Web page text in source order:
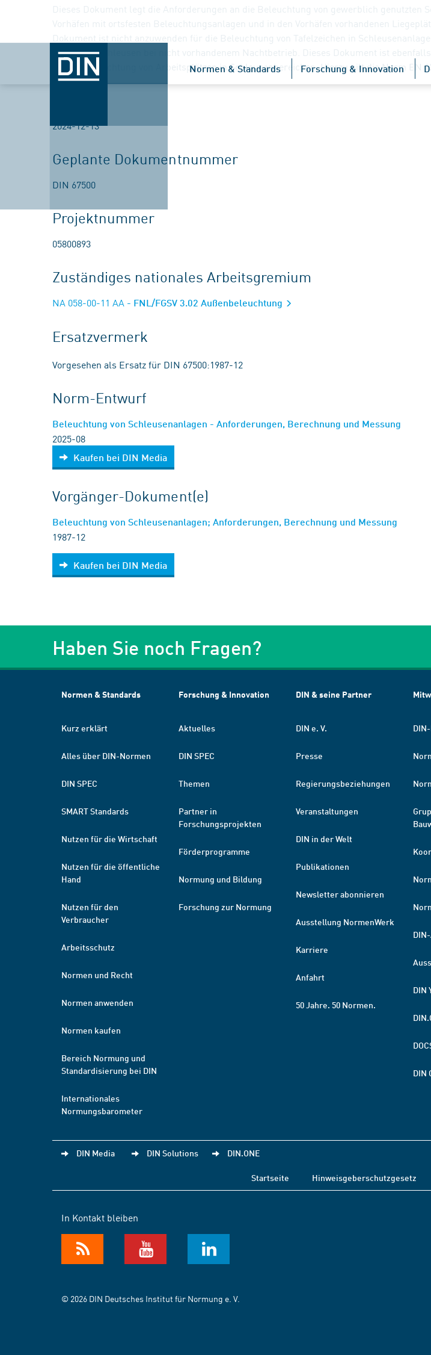
Normen & Standards Forschung & Innovation
Dieses Dokument legt die Anforderungen an die Beleuchtung von gewerblich genutzten
Vorhäfen mit ortsfesten Beleuchtungsanlagen und in den Vorhäfen vorhandenen
Dokument ist nicht anzuwenden für die Beleuchtung von Tafelzeichen in
Sportbootsschleusen bei nicht vorhandenem Nachtbetrieb. Dieses Dokument ist
für die Beleuchtung von Arbeitsplätzen in Schleusenbereichen. Hierzu gilt die Norm EN
2024-12-13
Geplante Dokumentnummer
DIN 67500
Projektnummer
05800893
Zuständiges nationales Arbeitsgremium
NA 058-00-11 AA - FNL/FGSV 3.02 Außenbeleuchtung
Ersatzvermerk
Vorgesehen als Ersatz für DIN 67500:1987-12
Norm-Entwurf
Beleuchtung von Schleusenanlagen - Anforderungen, Berechnung und Messung
2025-08
Kaufen bei DIN Media
Vorgänger-Dokument(e)
Beleuchtung von Schleusenanlagen; Anforderungen, Berechnung und Messung
1987-12
Kaufen bei DIN Media
Haben Sie noch Fragen?
Normen & Standards
Kurz erklärt
Alles über DIN-Normen
DIN SPEC
SMART Standards
Nutzen für die Wirtschaft
Nutzen für die öffentliche
Hand
Nutzen für den
Verbraucher
Arbeitsschutz
Normen und Recht
Normen anwenden
Normen kaufen
Bereich Normung und
Standardisierung bei DIN
Internationales
Normungsbarometer
Forschung & Innovation
Aktuelles
DIN SPEC
Themen
Partner in
Forschungsprojekten
Förderprogramme
Normung und Bildung
Forschung zur Normung
DIN & seine Partner
DIN e. V.
Presse
Regierungsbeziehungen
Veranstaltungen
DIN in der Welt
Publikationen
Newsletter abonnieren
Ausstellung NormenWerk
Karriere
Anfahrt
50 Jahre. 50 Normen.
DIN
DIN
DIN Media DIN Solutions DIN.ONE
Startseite Hinweisgeberschutzgesetz
In Kontakt bleiben
© 2026 DIN Deutsches Institut für Normung e. V.